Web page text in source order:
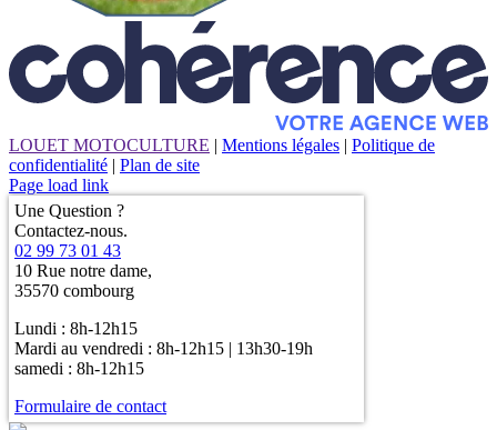
LOUET MOTOCULTURE | Mentions légales | Politique de
confidentialité | Plan de site
Page load link
Une Question ?
Contactez-nous.
02 99 73 01 43
10 Rue notre dame,
35570 combourg
Lundi : 8h-12h15
Mardi au vendredi : 8h-12h15 | 13h30-19h
samedi : 8h-12h15
Formulaire de contact